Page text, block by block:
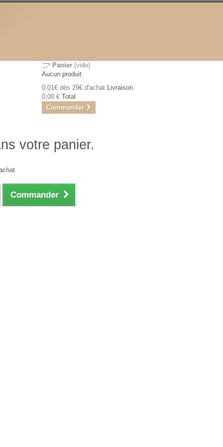
Panier (vide)
Aucun produit
0,01€ dès 29€ d'achat Livraison
0,00 € Total
Commander
votre panier.
Commander